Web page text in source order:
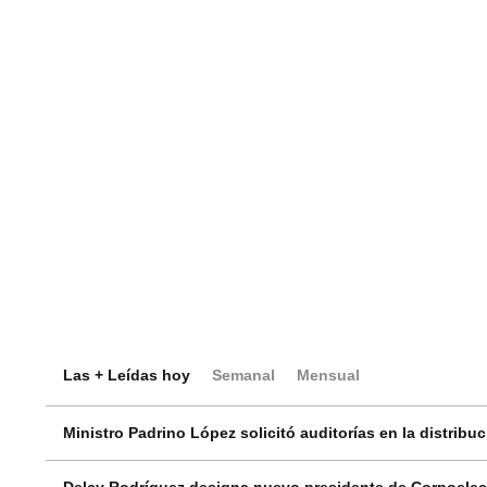
Las + Leídas hoy Semanal Mensual
Ministro Padrino López solicitó auditorías en la